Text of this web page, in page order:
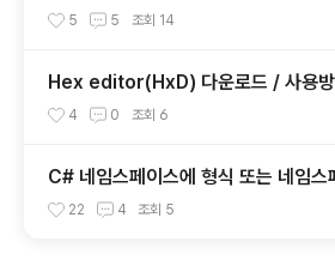
Auditor) 자격증 시험 신청/접수(응시
5 5 조회 14
Hex editor(HxD) 다운로드 / 사용
4 0 조회 6
C# 네임스페이스에 형식 또는 네임스
이름이 없습니다. 해결방법
22 4 조회 5